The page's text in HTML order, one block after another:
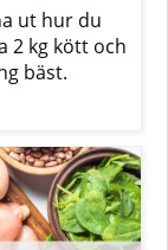
ut hur du
2 kg kött och
bäst.